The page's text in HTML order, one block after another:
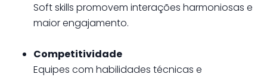
Soft skills promovem interações harmoniosas e
maior engajamento.
Competitividade
Equipes com habilidades técnicas e